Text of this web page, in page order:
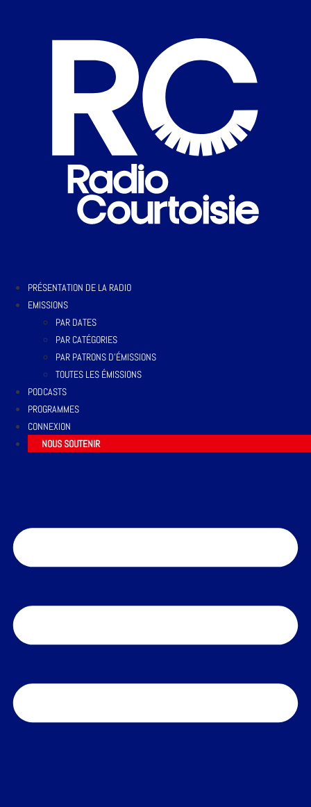
PRÉSENTATION DE LA RADIO
EMISSIONS
PAR DATES
PAR CATÉGORIES
PAR PATRONS D’ÉMISSIONS
TOUTES LES ÉMISSIONS
PODCASTS
PROGRAMMES
CONNEXION
NOUS SOUTENIR